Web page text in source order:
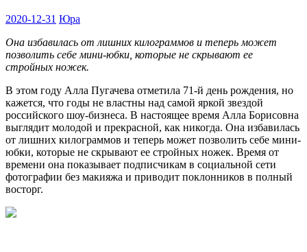
2020-12-31 Юра
Она избавилась от лишних килограммов и теперь может
позволить себе мини-юбки, которые не скрывают ее
стройных ножек.
В этом году Алла Пугачева отметила 71-й день рождения, но
кажется, что годы не властны над самой яркой звездой
российского шоу-бизнеса. В настоящее время Алла Борисовна
выглядит молодой и прекрасной, как никогда. Она избавилась
от лишних килограммов и теперь может позволить себе мини-
юбки, которые не скрывают ее стройных ножек. Время от
времени она показывает подписчикам в социальной сети
фотографии без макияжа и приводит поклонников в полный
восторг.